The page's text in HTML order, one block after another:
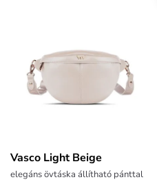
Vasco Light Beige
elegáns övtáska állítható pánttal